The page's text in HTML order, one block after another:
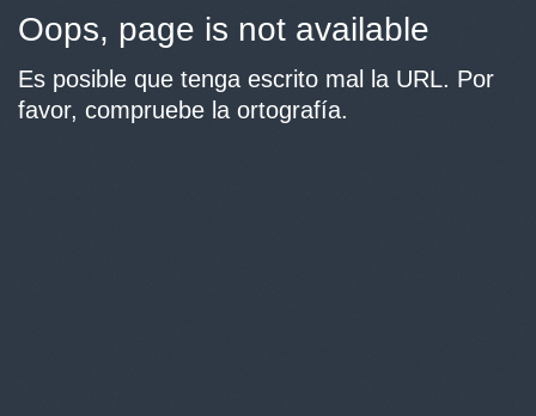
Oops, page is not available
Es posible que tenga escrito mal la URL. Por
favor, compruebe la ortografía.